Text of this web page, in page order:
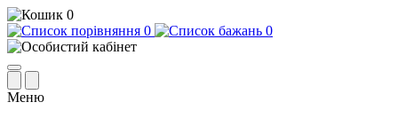
0
0
0
Меню